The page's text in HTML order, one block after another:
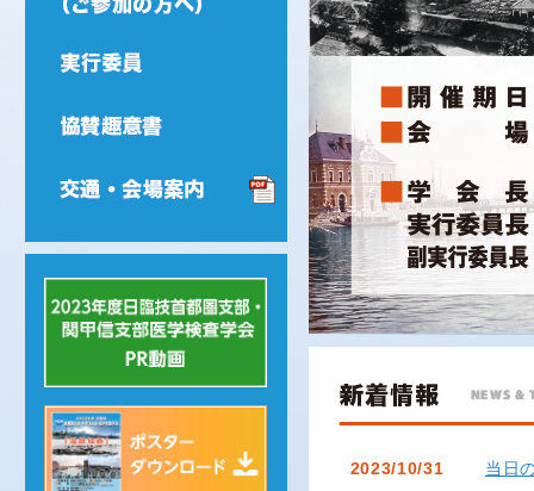
2023/10/31
当日